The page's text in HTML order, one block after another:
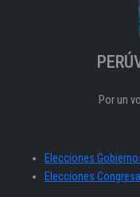
Por un
Elecciones
Elecciones